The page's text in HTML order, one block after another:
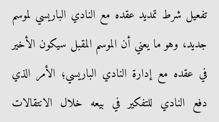
تفعيل شرط تمديد عقده مع النادي الباريسي لموسم
جديد، وهو ما يعني أن الموسم المقبل سيكون الأخير
في عقده مع إدارة النادي الباريسي؛ الأمر الذي
دفع النادي للتفكير في بيعه خلال الانتقالات